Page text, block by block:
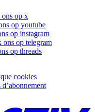
ons op x
op youtube
op instagram
ons op telegram
op threads
cookies